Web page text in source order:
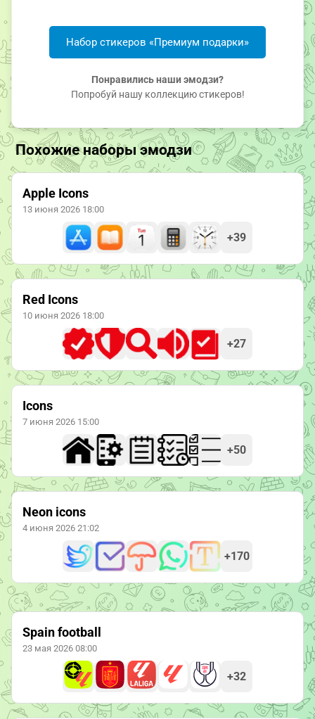
Набор стикеров «Премиум подарки»
Понравились наши эмодзи?
Попробуй нашу коллекцию стикеров!
Похожие наборы эмодзи
Apple Icons
13 июня 2026 18:00
+39
Red Icons
10 июня 2026 18:00
+27
Icons
7 июня 2026 15:00
+50
Neon icons
4 июня 2026 21:02
+170
Spain football
23 мая 2026 08:00
+32